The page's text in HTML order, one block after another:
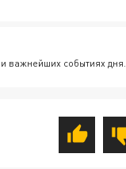
важнейших событиях дня.